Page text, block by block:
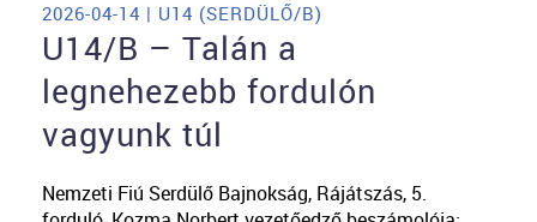
2026-04-14 | U14 (SERDÜLŐ/B)
U14/B – Talán a
legnehezebb fordulón
vagyunk túl
Nemzeti Fiú Serdülő Bajnokság, Rájátszás, 5.